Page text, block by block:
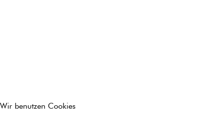
Wir benutzen Cookies